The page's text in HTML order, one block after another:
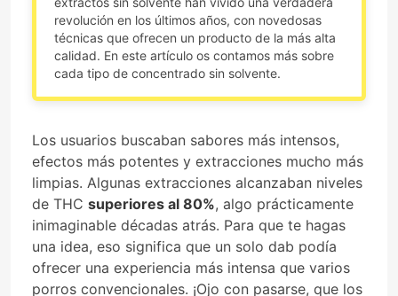
revolución en los últimos años, con novedosas
técnicas que ofrecen un producto de la más alta
calidad. En este artículo os contamos más sobre
cada tipo de concentrado sin solvente.
Los usuarios buscaban sabores más intensos,
efectos más potentes y extracciones mucho más
limpias. Algunas extracciones alcanzaban niveles
de THC superiores al 80%, algo prácticamente
inimaginable décadas atrás. Para que te hagas
una idea, eso significa que un solo dab podía
ofrecer una experiencia más intensa que varios
porros convencionales. ¡Ojo con pasarse, que los